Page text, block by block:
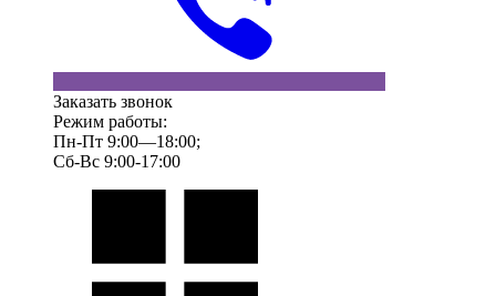
Заказать звонок
Режим работы:
Пн-Пт 9:00—18:00;
Сб-Вс 9:00-17:00